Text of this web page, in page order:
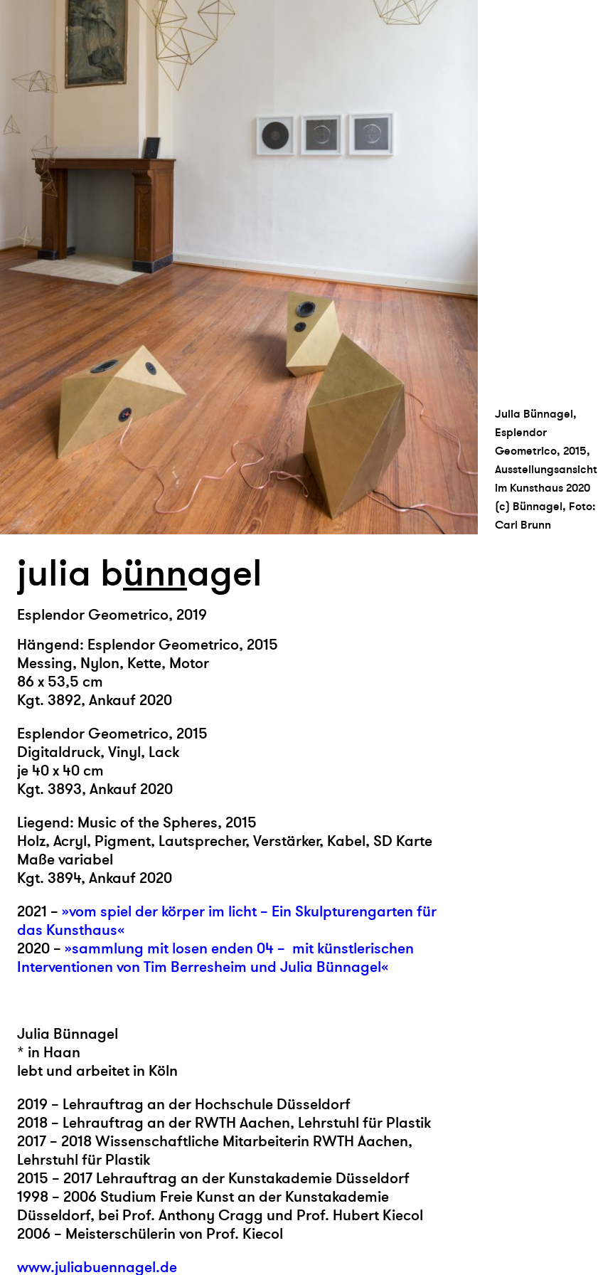
Julia Bünnagel,
Esplendor
Geometrico, 2015,
Ausstellungsansicht
im Kunsthaus 2020
(c) Bünnagel, Foto:
Carl Brunn
julia bünnagel
Esplendor Geometrico, 2019
Hängend: Esplendor Geometrico, 2015
Messing, Nylon, Kette, Motor
86 x 53,5 cm
Kgt. 3892, Ankauf 2020
Esplendor Geometrico, 2015
Digitaldruck, Vinyl, Lack
je 40 x 40 cm
Kgt. 3893, Ankauf 2020
Liegend: Music of the Spheres, 2015
Holz, Acryl, Pigment, Lautsprecher, Verstärker, Kabel, SD Karte
Maße variabel
Kgt. 3894, Ankauf 2020
2021 – »vom spiel der körper im licht – Ein Skulpturengarten für
das Kunsthaus«
2020 – »sammlung mit losen enden 04 – mit künstlerischen
Interventionen von Tim Berresheim und Julia Bünnagel«
Julia Bünnagel
* in Haan
lebt und arbeitet in Köln
2019 – Lehrauftrag an der Hochschule Düsseldorf
2018 – Lehrauftrag an der RWTH Aachen, Lehrstuhl für Plastik
2017 – 2018 Wissenschaftliche Mitarbeiterin RWTH Aachen,
Lehrstuhl für Plastik
2015 – 2017 Lehrauftrag an der Kunstakademie Düsseldorf
1998 – 2006 Studium Freie Kunst an der Kunstakademie
Düsseldorf, bei Prof. Anthony Cragg und Prof. Hubert Kiecol
2006 – Meisterschülerin von Prof. Kiecol
www.juliabuennagel.de